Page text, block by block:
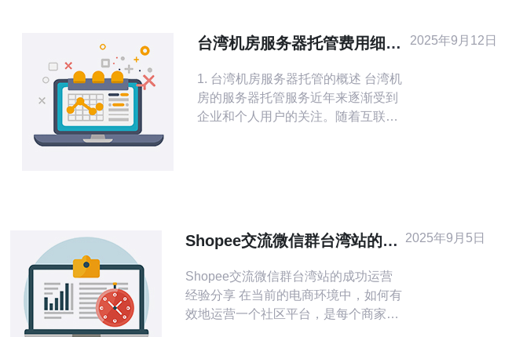
台湾机房服务器托管费用细则
1. 台湾机房服务器托管的概述 台湾机
房的服务器托管服务近年来逐渐受到
企业和个人用户的关注。随着互联网
据自己的需
2025年9月12日
Shopee交流微信群台湾站的成
Shopee交流微信群台湾站的成功运营
经验分享 在当前的电商环境中，如何有
效地运营一个社区平台，是每个商家和
2025年9月5日